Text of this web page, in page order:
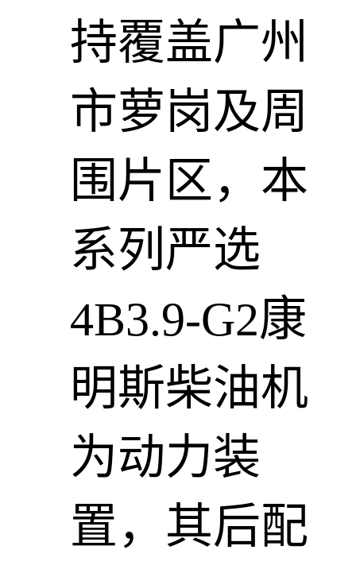
持覆盖广州
市萝岗及周
围片区，本
系列严选
4B3.9-G2康
明斯柴油机
为动力装
置，其后配